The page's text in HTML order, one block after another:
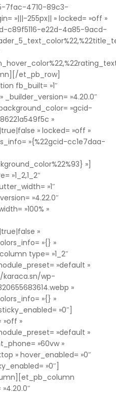
7fac-4710-89c3-
»|||-255px|| » locked= »off »
c89f5116-e22d-4a85-9acd-
et_pb_row]
fb_built= »1″
»4.20.0″
»gcid-
»
» locked= »off »
»{%22gcid-cc1e7daa-
»]
»1_2,1_2″
»1″
»4.22.0″
»100% »
»
»{} »
type= »1_2″
»default »
karaca.sn/wp-
»
»{} »
»0″]
»off »
»default »
»60vw »
» hover_enabled= »0″
»0″]